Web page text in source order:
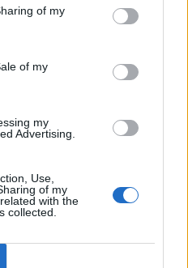
of my
of my
my
Advertising.
Use,
of my
with the
collected.
«τρέλανε» τους θαυμαστές
- Θαλαμηγός έμεινε από
στην Αριζόνα: Ήθελε να τον